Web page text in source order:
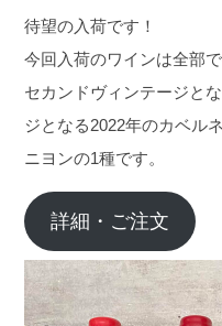
待望の入荷です！
今回入荷のワインは全部で
セカンドヴィンテージと
ジとなる2022年のカベル
ニヨンの1種です。
詳細・ご注文